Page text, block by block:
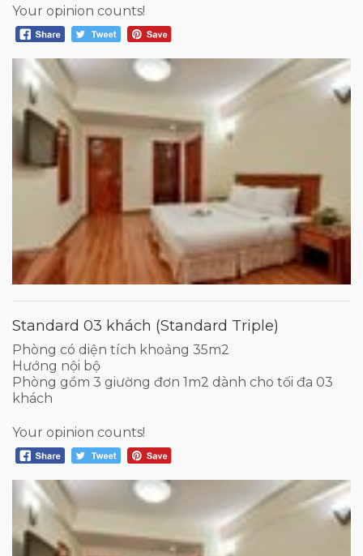
Your opinion counts!
Standard 03 khách (Standard Triple)
Phòng có diện tích khoảng 35m2
Hướng nội bộ
Phòng gồm 3 giường đơn 1m2 dành cho tối đa 03
khách
Your opinion counts!